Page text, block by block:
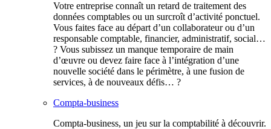
Votre entreprise connaît un retard de traitement des
données comptables ou un surcroît d’activité ponctuel.
Vous faites face au départ d’un collaborateur ou d’un
responsable comptable, financier, administratif, social…
? Vous subissez un manque temporaire de main
d’œuvre ou devez faire face à l’intégration d’une
nouvelle société dans le périmètre, à une fusion de
services, à de nouveaux défis… ?
Compta-business
Compta-business, un jeu sur la comptabilité à découvrir.